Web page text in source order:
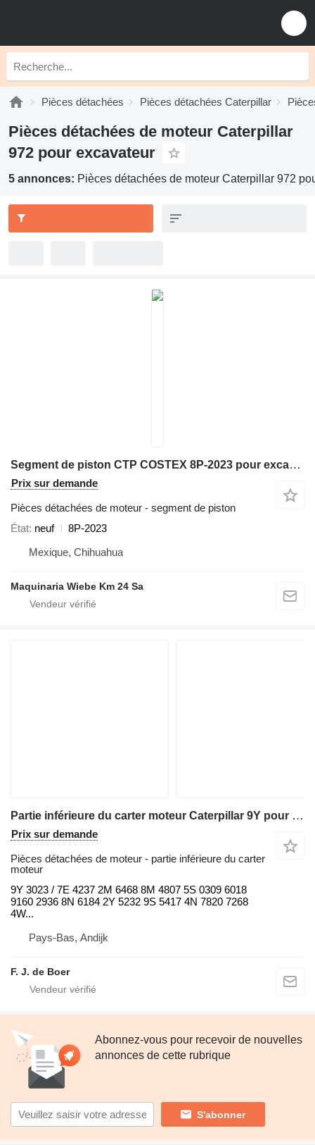
Pièces détachées Pièces détachées Caterpillar
Pièces détachées de moteur Caterpillar
972 pour excavateur
5 annonces: Pièces détachées de moteur Caterpillar 972
Segment de piston CTP COSTEX 8P-2023 pour excavateur Caterpillar 972K D6D D7H 98G 966G 777D
Prix sur demande
Pièces détachées de moteur - segment de piston
État neuf
8P-2023
Mexique, Chihuahua
Maquinaria Wiebe Km 24 Sa
Partie inférieure du carter moteur Caterpillar 9Y pour tractopelle Caterpillar 922 / 920 / 930 / 950 / 966 / 972 / D4 / D5 / D6
Prix sur demande
Pièces détachées de moteur - partie inférieure du carter
moteur
9Y 3023 / 7E 4237 2M 6468 8M 4807 5S 0309 6018
9160 2936 8N 6184 2Y 5232 9S 5417 4N 7820 7268
4W...
Pays-Bas, Andijk
F. J. de Boer
Abonnez-vous pour recevoir de nouvelles
annonces de cette rubrique
S'abonner